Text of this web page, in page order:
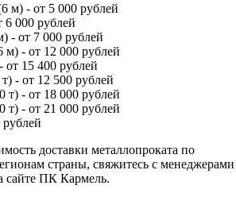
м) - от 5 000 рублей
6 000 рублей
- от 7 000 рублей
м) - от 12 000 рублей
15 400 рублей
- от 12 500 рублей
т) - от 18 000 рублей
т) - от 21 000 рублей
доставки металлопроката по
страны, свяжитесь с менеджерами
сайте ПК Кармель.